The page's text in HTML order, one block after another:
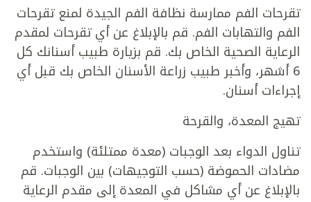
تقرحات الفم ممارسة نظافة الفم الجيدة لمنع تقرحات
الفم والتهابات الفم. قم بالإبلاغ عن أي تقرحات لمقدم
الرعاية الصحية الخاص بك. قم بزيارة طبيب أسنانك كل
6 أشهر، وأخبر طبيب زراعة الأسنان الخاص بك قبل أي
إجراءات أسنان.
تهيج المعدة، والقرحة
تناول الدواء بعد الوجبات (معدة ممتلئة) واستخدم
مضادات الحموضة (حسب التوجيهات) بين الوجبات. قم
بالإبلاغ عن أي مشاكل في المعدة إلى مقدم الرعاية